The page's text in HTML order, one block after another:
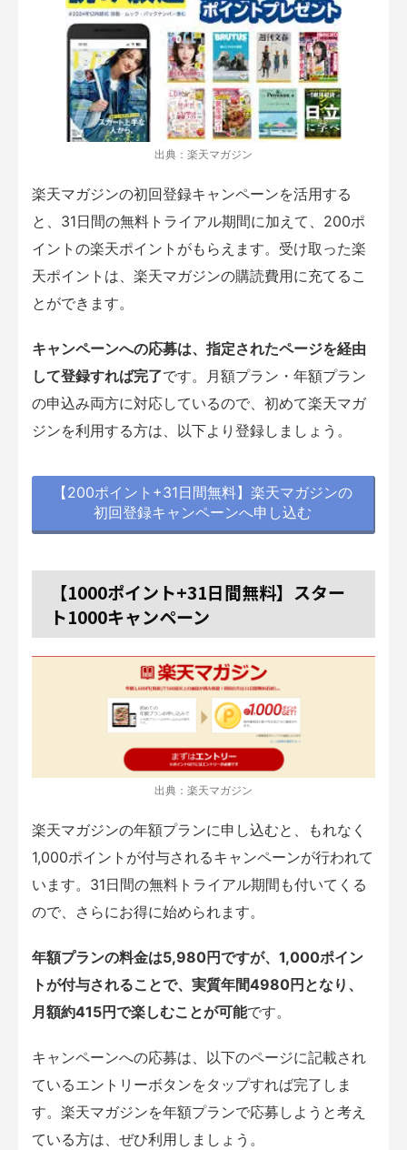
出典：楽天マガジン
楽天マガジンの初回登録キャンペーンを活用する
と、31日間の無料トライアル期間に加えて、200ポ
イントの楽天ポイントがもらえます。受け取った楽
天ポイントは、楽天マガジンの購読費用に充てるこ
とができます。
キャンペーンへの応募は、指定されたページを経由
して登録すれば完了です。月額プラン・年額プラン
の申込み両方に対応しているので、初めて楽天マガ
ジンを利用する方は、以下より登録しましょう。
【200ポイント+31日間無料】楽天マガジンの
初回登録キャンペーンへ申し込む
【1000ポイント+31日間無料】スター
ト1000キャンペーン
出典：楽天マガジン
楽天マガジンの年額プランに申し込むと、もれなく
1,000ポイントが付与されるキャンペーンが行われて
います。31日間の無料トライアル期間も付いてくる
ので、さらにお得に始められます。
年額プランの料金は5,980円ですが、1,000ポイン
トが付与されることで、実質年間4980円となり、
月額約415円で楽しむことが可能です。
キャンペーンへの応募は、以下のページに記載され
ているエントリーボタンをタップすれば完了しま
す。楽天マガジンを年額プランで応募しようと考え
ている方は、ぜひ利用しましょう。